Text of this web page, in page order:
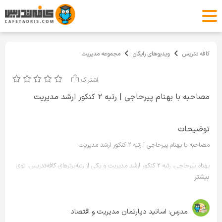
کافه تدریس ویدیوهای رایگان مجموعه مدیریت
مصاحبه با بهنام پیرحاجی | رتبه ۲ کنکور ارشد مدیریت
اشتراک
توضیحات
مصاحبه با بهنام پیرحاجی | رتبه ۲ کنکور ارشد مدیریت
بهنام پیرحاجی، رتبه ۲ کنکور ارشد مدیریت و یکی از رتبه‌برترهای کافه‌تدریس، توی
این ویدیو از تجربه واقعی خودش در سال کنکور می‌گه؛
از درصدها و دوره مطالعه گرفته تا برنامه‌ریزی هفتگی، مرور و تست، سبک زندگی،
کلاس‌ها و نکاتی که فقط یک رتبه‌برتر می‌تونه بهت بگه.
بیشتر
مدرس: اساتید دپارتمان مدیریت و اقتصاد